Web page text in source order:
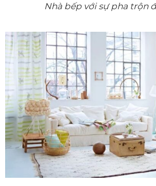
Nhà bếp với sự pha trộn